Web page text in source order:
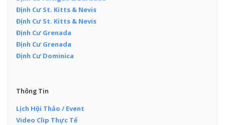
Định Cư St. Kitts & Nevis
Định Cư St. Kitts & Nevis
Định Cư Grenada
Định Cư Grenada
Định Cư Dominica
Thông Tin
Lịch Hội Thảo / Event
Video Clip Thực Tế